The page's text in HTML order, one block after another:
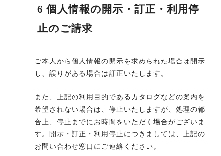
6 個人情報の開示・訂正・利用停
止のご請求
ご本人から個人情報の開示を求められた場合は開示
し、誤りがある場合は訂正いたします。
また、上記の利用目的であるカタログなどの案内を
希望されない場合は、停止いたしますが、処理の都
合上、停止までにお時間をいただく場合がございま
す。開示・訂正・利用停止につきましては、上記の
お問い合わせ窓口にご連絡ください。